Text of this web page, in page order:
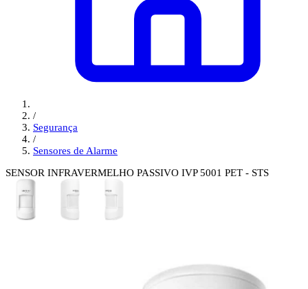
/
Segurança
/
Sensores de Alarme
SENSOR INFRAVERMELHO PASSIVO IVP 5001 PET - STS